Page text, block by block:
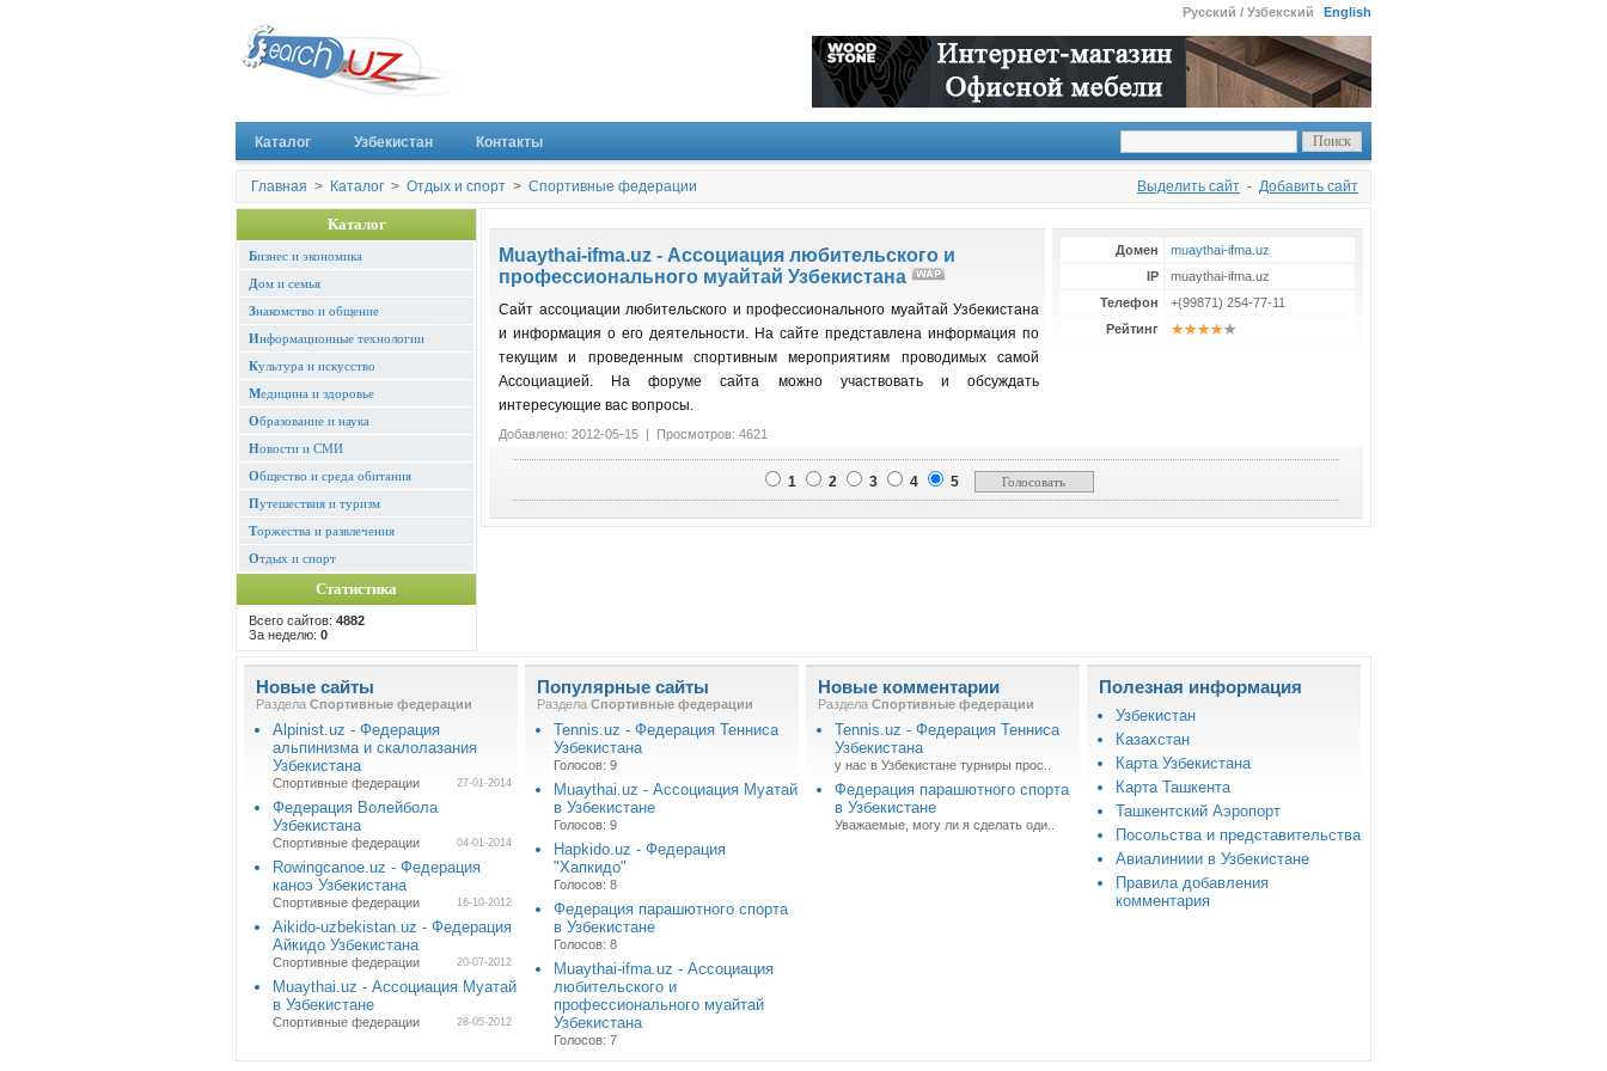
Русский / Узбекский English
Каталог Узбекистан Контакты
Выделить сайт - Добавить сайт
Главная > Каталог > Отдых и спорт > Спортивные федерации
Каталог
Бизнес и экономика
Дом и семья
Знакомство и общение
Информационные технологии
Культура и искусство
Медицина и здоровье
Образование и наука
Новости и СМИ
Общество и среда обитания
Путешествия и туризм
Торжества и развлечения
Отдых и спорт
Статистика
Всего сайтов: 4882
За неделю: 0
Домен
muaythai-ifma.uz
IP
muaythai-ifma.uz
Телефон
+(99871) 254-77-11
Рейтинг
Muaythai-ifma.uz - Ассоциация любительского и
профессионального муайтай Узбекистана
Сайт ассоциации любительского и профессионального муайтай Узбекистана
и информация о его деятельности. На сайте представлена информация по
текущим и проведенным спортивным мероприятиям проводимых самой
Ассоциацией. На форуме сайта можно участвовать и обсуждать
интересующие вас вопросы.
Добавлено: 2012-05-15 | Просмотров: 4621
1 2 3 4 5
Новые сайты
Раздела Спортивные федерации
Alpinist.uz - Федерация
альпинизма и скалолазания
Узбекистана
Спортивные федерации 27-01-2014
Федерация Волейбола
Узбекистана
Спортивные федерации 04-01-2014
Rowingcanoe.uz - Федерация
каноэ Узбекистана
Спортивные федерации 16-10-2012
Aikido-uzbekistan.uz - Федерация
Айкидо Узбекистана
Спортивные федерации 20-07-2012
Muaythai.uz - Ассоциация Муатай
в Узбекистане
Спортивные федерации 28-05-2012
Популярные сайты
Раздела Спортивные федерации
Tennis.uz - Федерация Тенниса
Узбекистана
Голосов: 9
Muaythai.uz - Ассоциация Муатай
в Узбекистане
Голосов: 9
Hapkido.uz - Федерация
"Хапкидо"
Голосов: 8
Федерация парашютного спорта
в Узбекистане
Голосов: 8
Muaythai-ifma.uz - Ассоциация
любительского и
профессионального муайтай
Узбекистана
Голосов: 7
Новые комментарии
Раздела Спортивные федерации
Tennis.uz - Федерация Тенниса
Узбекистана
у нас в Узбекистане турниры прос..
Федерация парашютного спорта
в Узбекистане
Уважаемые, могу ли я сделать оди..
Полезная информация
Узбекистан
Казахстан
Карта Узбекистана
Карта Ташкента
Ташкентский Аэропорт
Посольства и представительства
Авиалиниии в Узбекистане
Правила добавления
комментария